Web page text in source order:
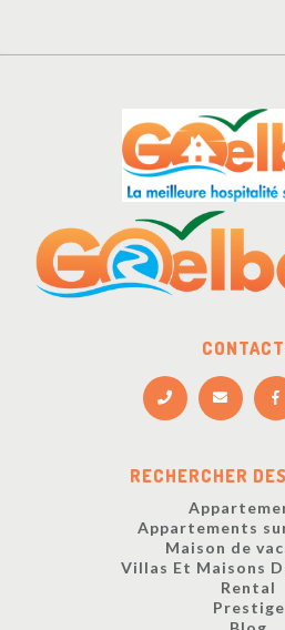
RECHERCHER
Appartements
Maison de
Villas Et Maisons
Rental
Prestige